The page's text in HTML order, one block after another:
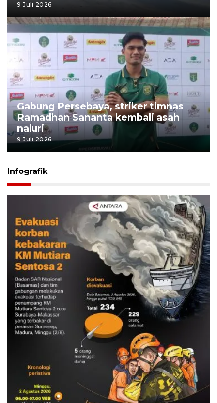
9 Juli 2026
Gabung Persebaya, striker timnas
Ramadhan Sananta kembali asah
naluri
9 Juli 2026
Infografik